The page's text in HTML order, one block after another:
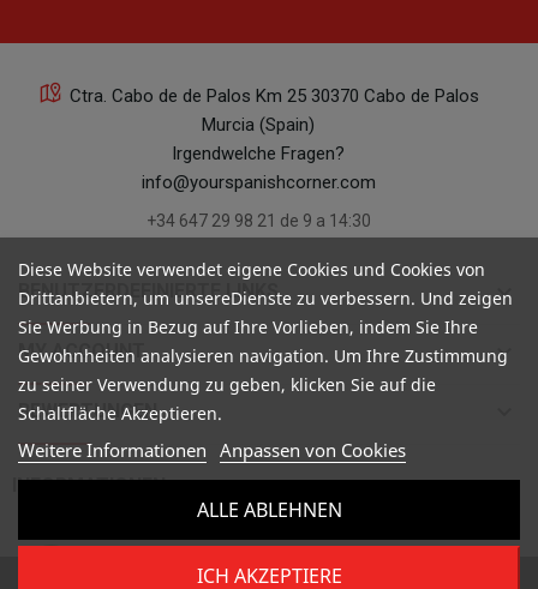
Ctra. Cabo de de Palos Km 25 30370 Cabo de Palos
Murcia (Spain)
Irgendwelche Fragen?
info@yourspanishcorner.com
+34 647 29 98 21 de 9 a 14:30
BENUTZERDEFINIERTE LINKS keyboard_arrow_down
MY ACCOUNT keyboard_arrow_down
BEWERTUNGEN
INFORMATIONEN 
Diese Website verwendet eigene Cookies und Cookies von
Drittanbietern, um unsereDienste zu verbessern. Und zeigen
Sie Werbung in Bezug auf Ihre Vorlieben, indem Sie Ihre
Gewohnheiten analysieren navigation. Um Ihre Zustimmung
zu seiner Verwendung zu geben, klicken Sie auf die
Schaltfläche Akzeptieren.
Weitere Informationen Anpassen von Cookies
ALLE ABLEHNEN
ICH AKZEPTIERE